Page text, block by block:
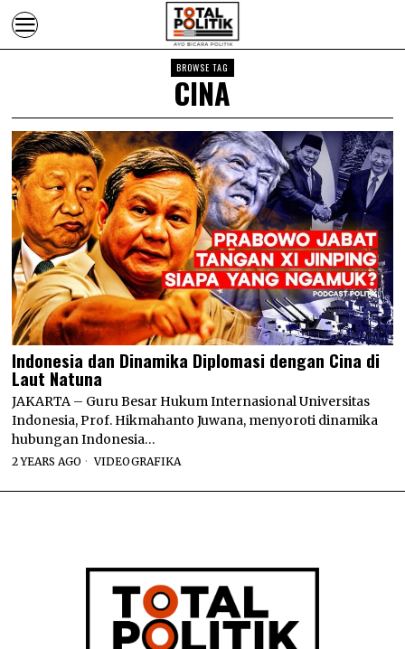
BROWSE TAG
CINA
Indonesia dan Dinamika Diplomasi dengan Cina di
Laut Natuna
JAKARTA – Guru Besar Hukum Internasional Universitas
Indonesia, Prof. Hikmahanto Juwana, menyoroti dinamika
hubungan Indonesia…
2 YEARS AGO VIDEOGRAFIKA